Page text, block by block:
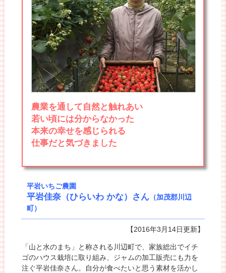
農業を通して自然と触れあい
若い頃には分からなかった
本来の幸せを感じられる
仕事だと気づきました
平岩いちご農園
平岩佳奈（ひらいわ かな）さん （加茂郡川辺
町）
【2016年3月14日更新】
「山と水のまち」と称される川辺町で、家族総出でイチ
ゴのハウス栽培に取り組み、ジャムの加工販売にも力を
注ぐ平岩佳奈さん。自分が食べたいと思う素材を活かし